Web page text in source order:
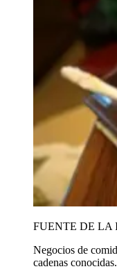
FUENTE DE LA
Negocios de
cadenas conocidas.